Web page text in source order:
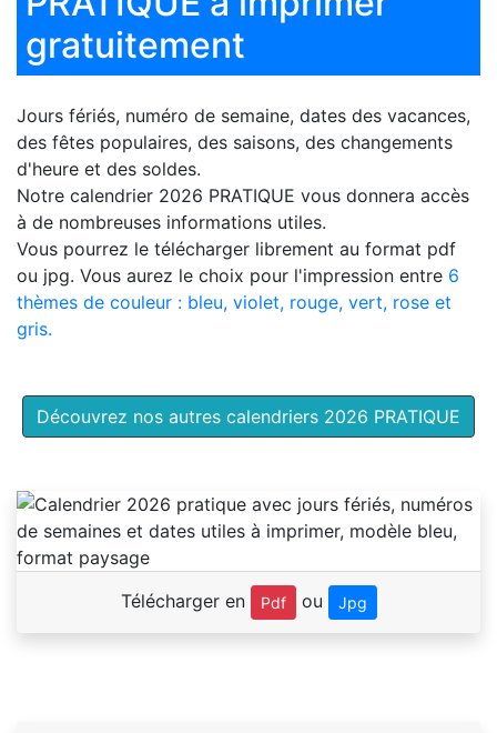
gratuitement
Jours fériés, numéro de semaine, dates des vacances,
des fêtes populaires, des saisons, des changements
d'heure et des soldes.
Notre calendrier 2026 PRATIQUE vous donnera accès
à de nombreuses informations utiles.
Vous pourrez le télécharger librement au format pdf
ou jpg. Vous aurez le choix pour l'impression entre 6
thèmes de couleur : bleu, violet, rouge, vert, rose et
gris.
Découvrez nos autres calendriers 2026 PRATIQUE
Télécharger en Pdf ou Jpg